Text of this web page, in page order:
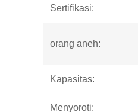
Sertifikasi:
orang aneh:
Kapasitas:
Menyoroti: